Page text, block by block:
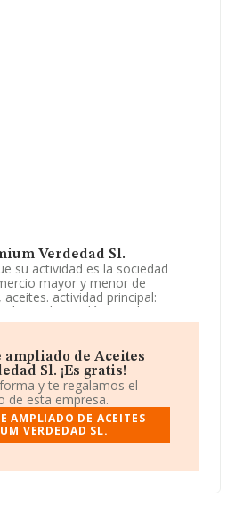
Verdedad Sl.
su actividad es la sociedad
mayor y menor de
actividad principal:
productos lácteos, huevos,
La empresa está
a 'Comercio al por mayor,
alimenticios, bebidas y
4639. La sociedad no tiene
exteriores.
Verdedad S.L, con
fiscal B21868559, está situada
Andalucía.
de Aceites
Sl. ¡Es gratis!
y te regalamos el
de esta empresa.
AMPLIADO DE ACEITES
VERDEDAD SL.